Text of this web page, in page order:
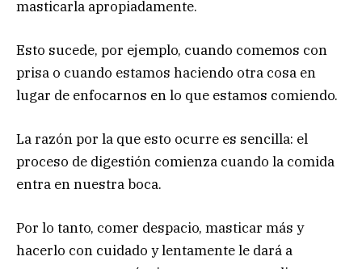
masticarla apropiadamente.
Esto sucede, por ejemplo, cuando comemos con
prisa o cuando estamos haciendo otra cosa en
lugar de enfocarnos en lo que estamos comiendo.
La razón por la que esto ocurre es sencilla: el
proceso de digestión comienza cuando la comida
entra en nuestra boca.
Por lo tanto, comer despacio, masticar más y
hacerlo con cuidado y lentamente le dará a